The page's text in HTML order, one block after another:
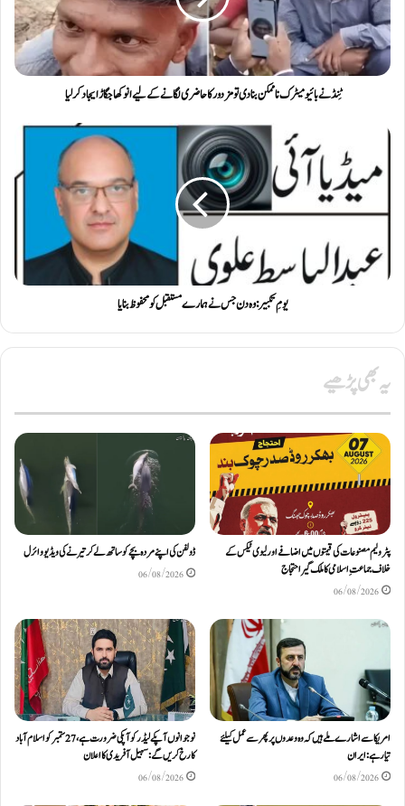
ٹِنڈ نے بائیومیٹرک ناممکن بنا دی تو مزدور کا حاضری لگانے کے لیے انوکھا جگاڑ ایجاد کر لیا
یومِ تکبیر: وہ دن جس نے ہمارے مستقبل کو محفوظ بنایا
یہ بھی پڑھیے
پٹرولیم مصنوعات کی قیمتوں میں اضافے اور لیوی ٹیکس کے
خلاف جماعتِ اسلامی کا ملک گیر احتجاج
06/08/2026
ڈولفن کی اپنے مردہ بچے کو ساتھ لے کر تیرنے کی ویڈیو وائرل
06/08/2026
امریکا سے اشارے ملے ہیں کہ وہ وعدوں پر پھر سے عمل کیلئے
تیار ہے: ایران
06/08/2026
نوجوانوں آپکے لیڈر کو آپکی ضرورت ہے، 27 ستمبر کو اسلام آباد
کا رخ کریں گے: سہیل آفریدی کا اعلان
06/08/2026